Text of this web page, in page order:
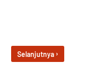
Selanjutnya ›